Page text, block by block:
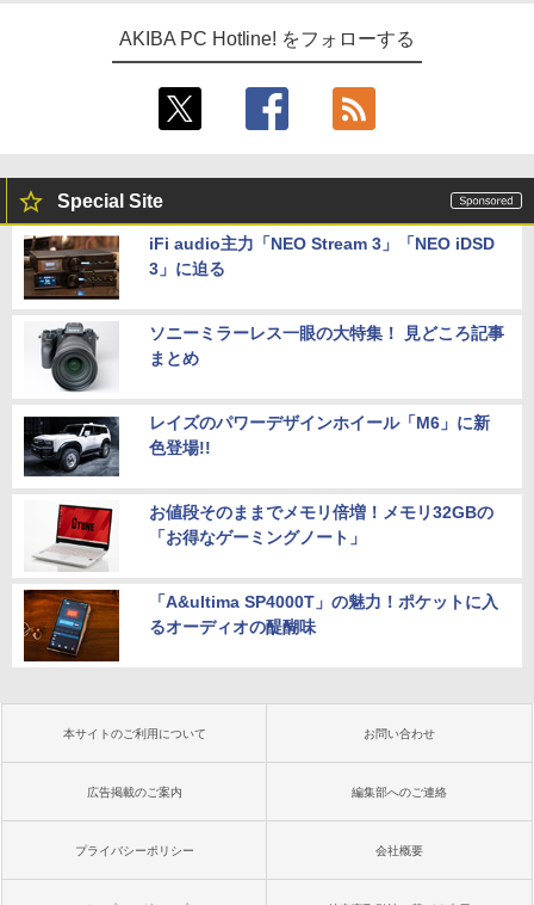
AKIBA PC Hotline! をフォローする
Special Site
iFi audio主力「NEO Stream 3」「NEO iDSD
3」に迫る
ソニーミラーレス一眼の大特集！ 見どころ記事
まとめ
レイズのパワーデザインホイール「M6」に新
色登場!!
お値段そのままでメモリ倍増！メモリ32GBの
「お得なゲーミングノート」
「A&ultima SP4000T」の魅力！ポケットに入
るオーディオの醍醐味
本サイトのご利用について お問い合わせ
広告掲載のご案内 編集部へのご連絡
プライバシーポリシー 会社概要